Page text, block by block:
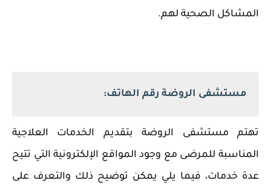
المشاكل الصحية لهم.
مستشفى الروضة رقم الهاتف:
تهتم مستشفى الروضة بتقديم الخدمات العلاجية
المناسبة للمرضى مع وجود المواقع الإلكترونية التي تتيح
عدة خدمات، فيما يلي يمكن توضيح ذلك والتعرف على